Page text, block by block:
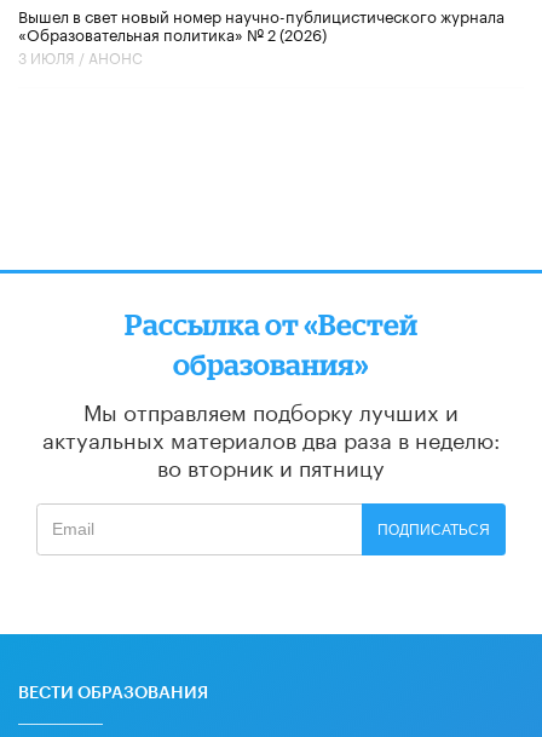
Вышел в свет новый номер научно-публицистического журнала
«Образовательная политика» № 2 (2026)
3 ИЮЛЯ / АНОНС
Рассылка от «Вестей
образования»
Мы отправляем подборку лучших и
актуальных материалов два раза в неделю:
во вторник и пятницу
ПОДПИСАТЬСЯ
ВЕСТИ ОБРАЗОВАНИЯ